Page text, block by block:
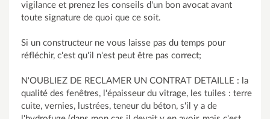
vigilance et prenez les conseils d'un bon avocat avant
toute signature de quoi que ce soit.
Si un constructeur ne vous laisse pas du temps pour
réfléchir, c'est qu'il n'est peut être pas correct;
N'OUBLIEZ DE RECLAMER UN CONTRAT DETAILLE : la
qualité des fenêtres, l'épaisseur du vitrage, les tuiles : terre
cuite, vernies, lustrées, teneur du béton, s'il y a de